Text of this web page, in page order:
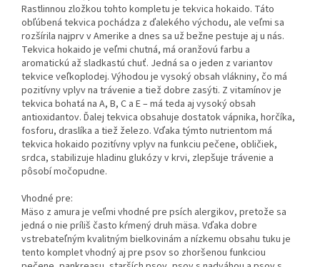
Rastlinnou zložkou tohto kompletu je tekvica hokaido. Táto
obľúbená tekvica pochádza z ďalekého východu, ale veľmi sa
rozšírila najprv v Amerike a dnes sa už bežne pestuje aj u nás.
Tekvica hokaido je veľmi chutná, má oranžovú farbu a
aromatickú až sladkastú chuť. Jedná sa o jeden z variantov
tekvice veľkoplodej. Výhodou je vysoký obsah vlákniny, čo má
pozitívny vplyv na trávenie a tiež dobre zasýti. Z vitamínov je
tekvica bohatá na A, B, C a E – má teda aj vysoký obsah
antioxidantov. Ďalej tekvica obsahuje dostatok vápnika, horčíka,
fosforu, draslíka a tiež železo. Vďaka týmto nutrientom má
tekvica hokaido pozitívny vplyv na funkciu pečene, obličiek,
srdca, stabilizuje hladinu glukózy v krvi, zlepšuje trávenie a
pôsobí močopudne.
Vhodné pre:
Mäso z amura je veľmi vhodné pre psích alergikov, pretože sa
jedná o nie príliš často kŕmený druh mäsa. Vďaka dobre
vstrebateľným kvalitným bielkovinám a nízkemu obsahu tuku je
tento komplet vhodný aj pre psov so zhoršenou funkciou